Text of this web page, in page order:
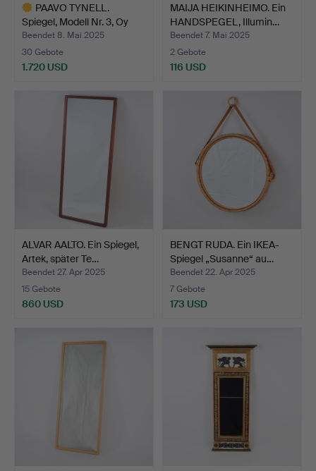
PAAVO TYNELL.
Spiegel, Modell Nr. 3, Oy
Ta…
Beendet 8. Mai 2025
30 Gebote
1.720 USD
MAIJA HEIKINHEIMO. Ein
HANDSPEGEL, Illumin…
Beendet 7. Mai 2025
2 Gebote
116 USD
ALVAR AALTO. Ein Spiegel,
Artek, später Te…
Beendet 27. Apr 2025
15 Gebote
860 USD
BENGT RUDA. Ein IKEA-
Spiegel „Susanne“ au…
Beendet 22. Apr 2025
7 Gebote
173 USD